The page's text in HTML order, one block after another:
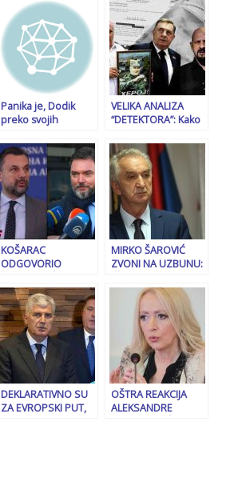
Panika je, Dodik
preko svojih
poruke HDZ-u:
Zaboravili su na
‘vladu platforme’
kad ih je SDP
izbacio iz vlasti
VELIKA ANALIZA
“DETEKTORA”: Kako
21 novu prijavu za
negiranje genocida
i veličanje
zločinaca…
KOŠARAC
ODGOVORIO
“Ponašaš se ko ‘Alisa
u zemlji čuda'”
MIRKO ŠAROVIĆ
ZVONI NA UZBUNU:
priznala da su oni
kupili….”
DEKLARATIVNO SU
ZA EVROPSKI PUT,
OŠTRA REAKCIJA
ALEKSANDRE